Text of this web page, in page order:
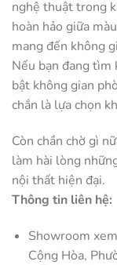
nghệ thuật trong
hoàn hảo giữa
mang đến không
Nếu bạn đang
bật không gian
chắn là lựa chọn
Còn chần chờ gì
làm hài lòng
nội thất hiện đại.
Thông tin liên hệ:
Showroom
Cộng Hòa,